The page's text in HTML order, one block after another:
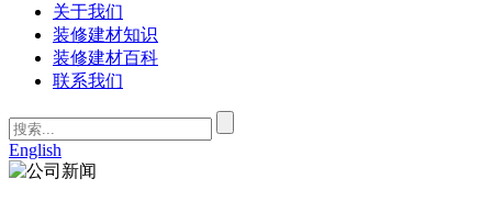
关于我们
装修建材知识
装修建材百科
联系我们
English